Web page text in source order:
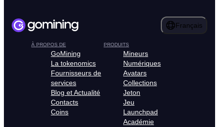
Français
À PROPOS DE
GoMining
La tokenomics
Fournisseurs de
services
Blog et Actualité
Contacts
Coins
PRODUITS
Mineurs
Numériques
Avatars
Collections
Jeton
Jeu
Launchpad
Académie